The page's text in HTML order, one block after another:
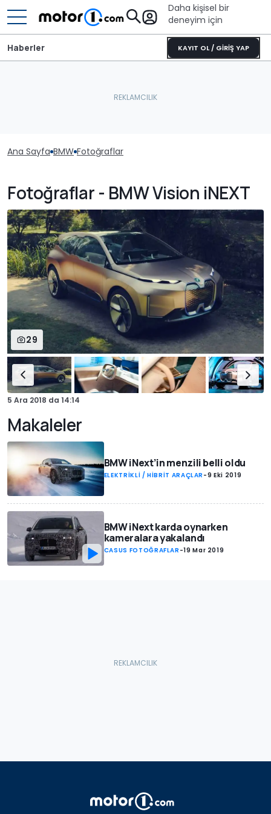
Daha kişisel bir
deneyim için
KAYIT OL / GİRİŞ YAP
Haberler
Ana Sayfa BMW Fotoğraflar
Fotoğraflar - BMW Vision iNEXT
29
5 Ara 2018 da 14:14
Makaleler
BMW iNext’in menzili belli oldu
ELEKTRİKLİ / HİBRİT ARAÇLAR -9 Eki 2019
BMW iNext karda oynarken
kameralara yakalandı
CASUS FOTOĞRAFLAR -19 Mar 2019